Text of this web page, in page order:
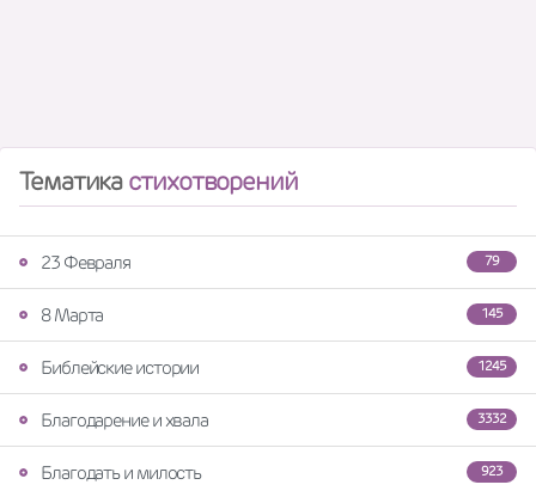
Тематикастихотворений
79
23 Февраля
145
8 Марта
1245
Библейские истории
3332
Благодарение и хвала
923
Благодать и милость